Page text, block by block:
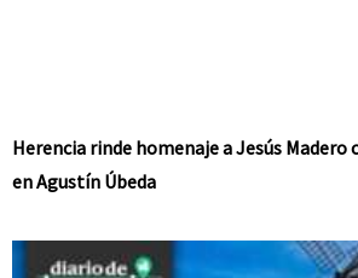
Herencia rinde homenaje a Jesús Madero
en Agustín Úbeda